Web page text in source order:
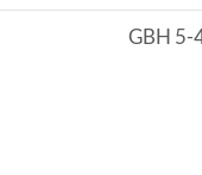
tecnología,
GBH 5-